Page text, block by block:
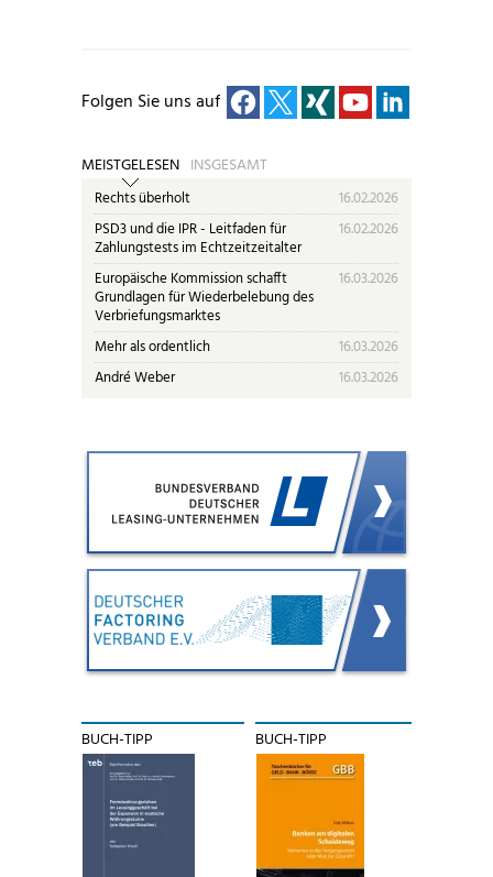
Folgen Sie uns auf
MEISTGELESEN INSGESAMT
16.02.2026
Rechts überholt
16.02.2026
PSD3 und die IPR - Leitfaden für
Zahlungstests im Echtzeitzeitalter
16.03.2026
Europäische Kommission schafft
Grundlagen für Wiederbelebung des
Verbriefungsmarktes
16.03.2026
Mehr als ordentlich
16.03.2026
André Weber
BUCH-TIPP BUCH-TIPP